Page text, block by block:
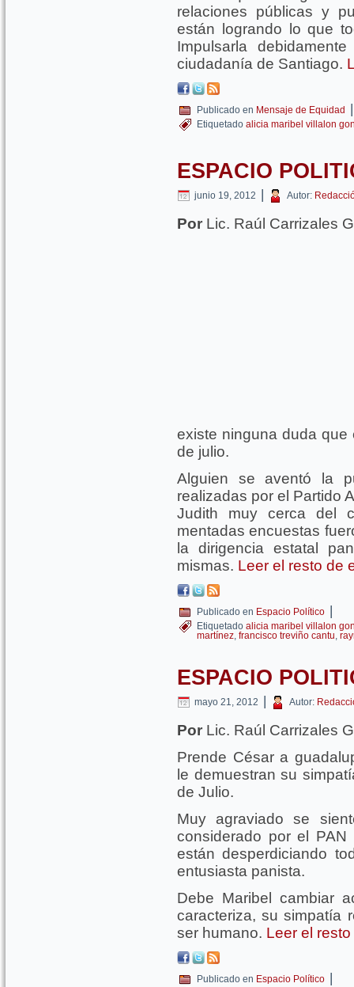
relaciones públicas y
están logrando lo que
Impulsarla
ciudadanía de Santiago.
Publicado en Mensaje de Equidad |
Etiquetado alicia maribel villalon
ESPACIO
junio 19, 2012 | Autor:
Por Lic. Raúl Carrizales
existe ninguna duda que
de julio.
Alguien se aventó la
realizadas por el Partido
Judith muy cerca del
mentadas encuestas
la dirigencia estatal
mismas. Leer el resto de
Publicado en Espacio Político |
Etiquetado alicia maribel villalon
martínez, francisco treviño cantu,
ESPACIO
mayo 21, 2012 | Autor:
Por Lic. Raúl Carrizales
Prende César a
le demuestran su
de Julio.
Muy agraviado se
considerado por el
están desperdiciando
entusiasta panista.
Debe Maribel cambiar
caracteriza, su simpatía
ser humano. Leer el
Publicado en Espacio Político |